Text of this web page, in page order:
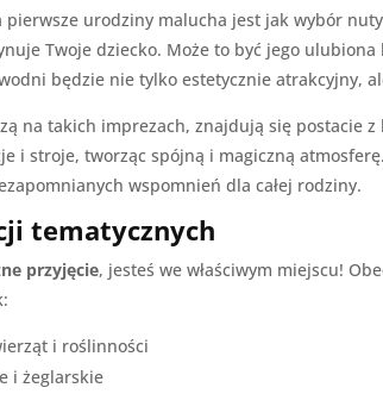
pierwsze urodziny malucha jest jak wybór
Twoje dziecko. Może to być jego
będzie nie tylko estetycznie atrakcyjny,
na takich imprezach, znajdują się postacie
i stroje, tworząc spójną i magiczną
wspomnień dla całej rodziny.
tematycznych
przyjęcie, jesteś we właściwym miejscu!
i roślinności
i żeglarskie